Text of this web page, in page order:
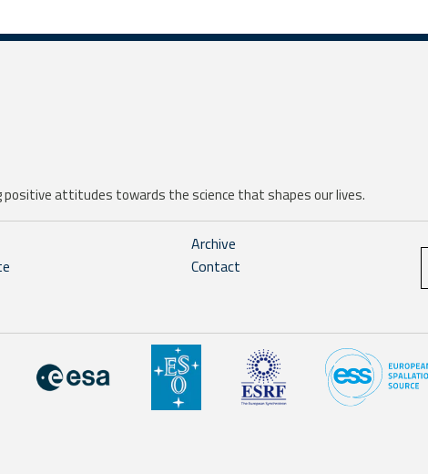
attitudes towards the science that shapes our lives.
Archive
Contact